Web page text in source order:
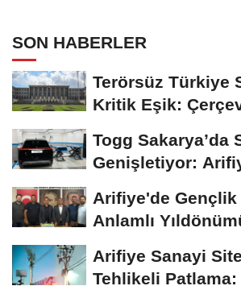
SON HABERLER
Terörsüz Türkiye
Kritik Eşik:
Togg Sakarya’da
Genişletiyor:
Arifiye'de Gençlik
Anlamlı
Arifiye Sanayi
Tehlikeli